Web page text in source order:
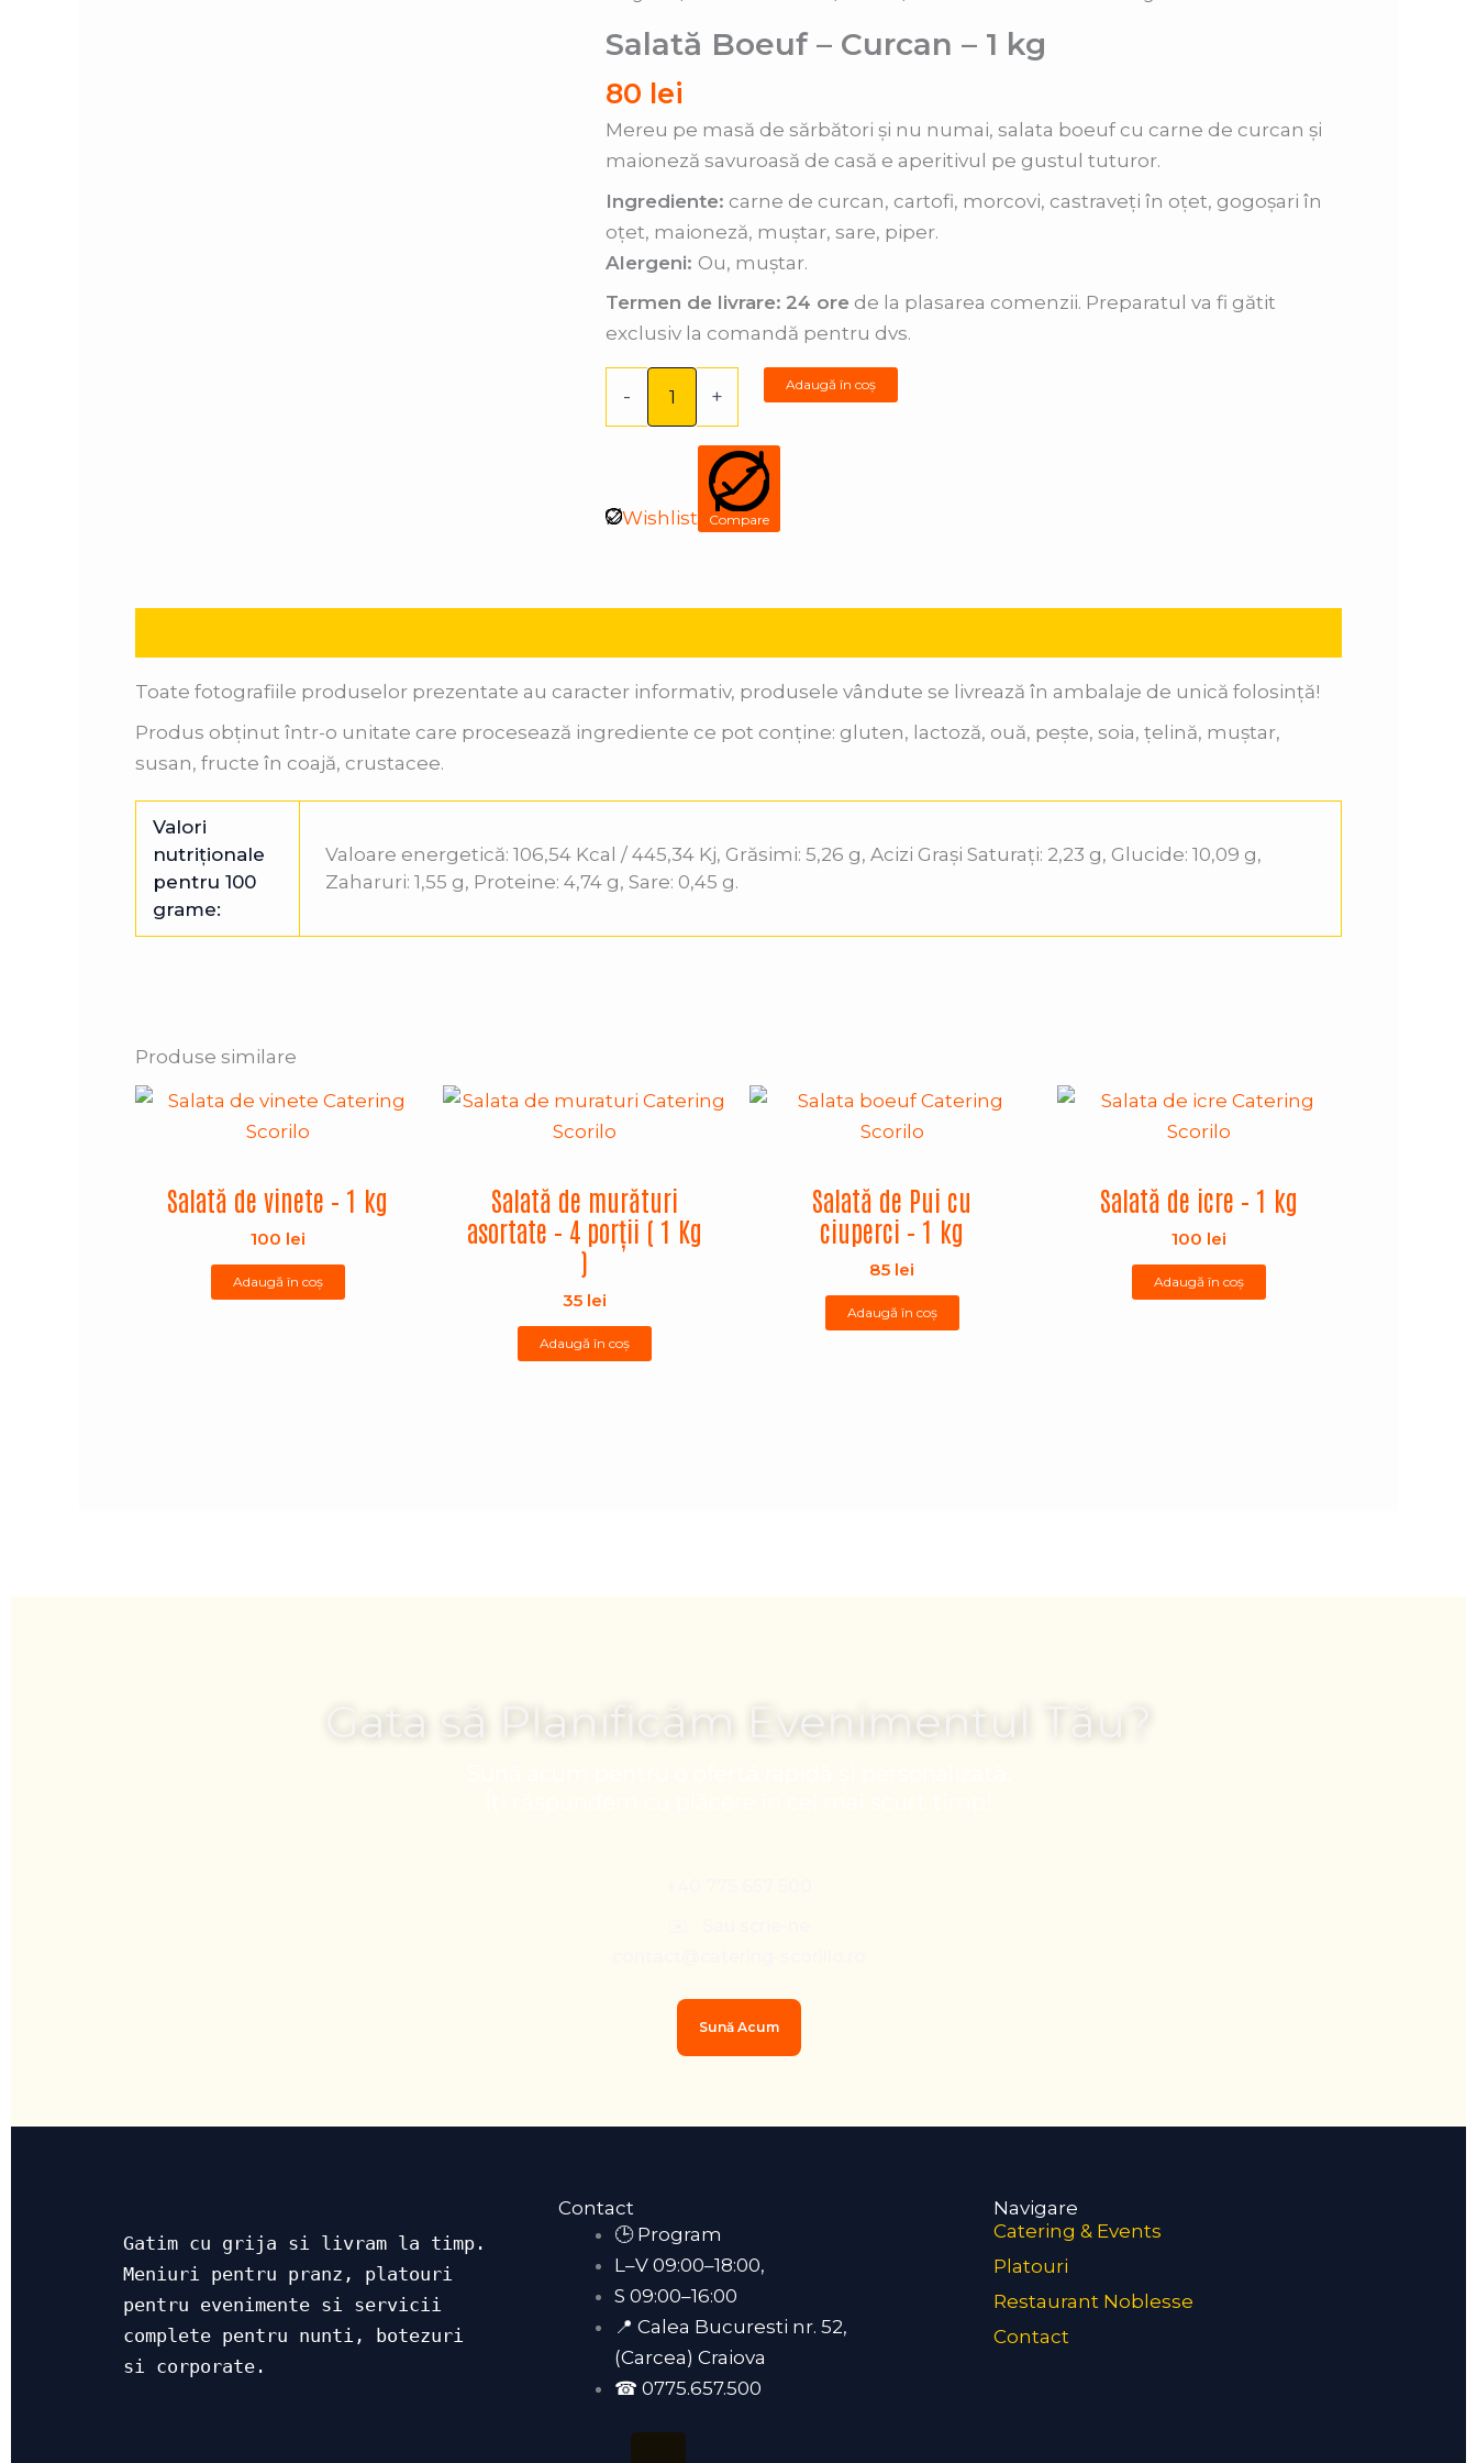
Salată Boeuf – Curcan – 1 kg
80 lei
Mereu pe masă de sărbători și nu numai, salata boeuf cu carne de curcan și
maioneză savuroasă de casă e aperitivul pe gustul tuturor.
Ingrediente: carne de curcan, cartofi, morcovi, castraveți în oțet, gogoșari în
oțet, maioneză, muștar, sare, piper.
Alergeni: Ou, muștar.
Termen de livrare: 24 ore de la plasarea comenzii. Preparatul va fi gătit
exclusiv la comandă pentru dvs.
-
-
Curcan
+
Adaugă în coș
Wishlist Compare
Toate fotografiile produselor prezentate au caracter informativ, produsele vândute se livrează în ambalaje de unică folosință!
Produs obținut într-o unitate care procesează ingrediente ce pot conține: gluten, lactoză, ouă, pește, soia, țelină, muștar,
susan, fructe în coajă, crustacee.
Valori
nutriționale
pentru 100
grame:
Valoare energetică: 106,54 Kcal / 445,34 Kj, Grăsimi: 5,26 g, Acizi Grași Saturați: 2,23 g, Glucide: 10,09 g,
Zaharuri: 1,55 g, Proteine: 4,74 g, Sare: 0,45 g.
Produse similare
Salată de vinete – 1 kg
100 lei
Adaugă în coș
Salată de murături
asortate – 4 porții ( 1 Kg
)
35 lei
Adaugă în coș
Salată de Pui cu
ciuperci – 1 kg
85 lei
Adaugă în coș
Salată de icre – 1 kg
100 lei
Adaugă în coș
Gata să Planificăm Evenimentul Tău?
Sună Acum
Gatim cu grija si livram la timp.
Meniuri pentru pranz, platouri
pentru evenimente si servicii
complete pentru nunti, botezuri
si corporate.
Contact
🕒 Program
L–V 09:00–18:00,
S 09:00–16:00
📍 Calea Bucuresti nr. 52,
(Carcea) Craiova
☎ 0775.657.500
Navigare
Catering & Events
Platouri
Restaurant Noblesse
Contact